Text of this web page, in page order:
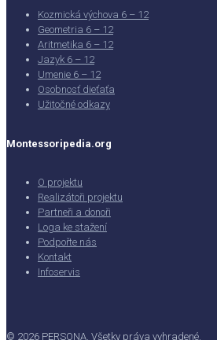
Kozmická výchova 6 – 12
Geometria 6 – 12
Aritmetika 6 – 12
Jazyk 6 – 12
Umenie 6 – 12
Osobnosť dieťaťa
Užitočné odkazy
Montessoripedia.org
O projektu
Realizátoři projektu
Partneři a donoři
Loga ke stažení
Podpořte nás
Kontakt
Infoservis
© 2026 PERSONA. Všetky práva vyhradené.